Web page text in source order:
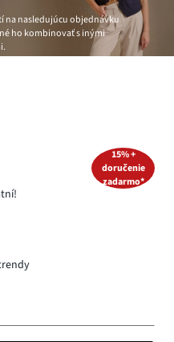
na nasledujúcu objednávku
ho kombinovať s inými
15% +
doručenie
zadarmo*